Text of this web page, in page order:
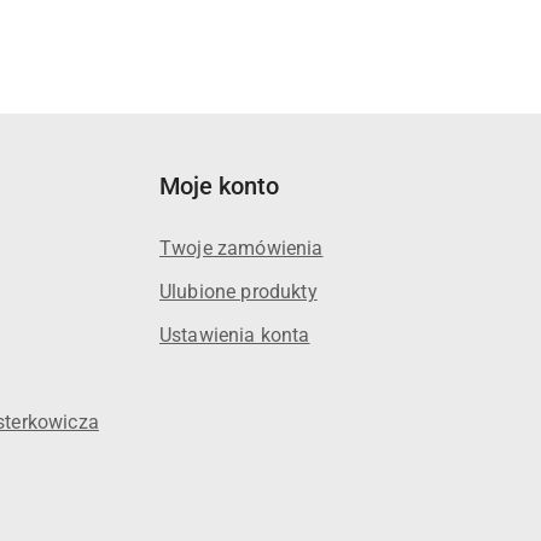
Moje konto
Twoje zamówienia
Ulubione produkty
Ustawienia konta